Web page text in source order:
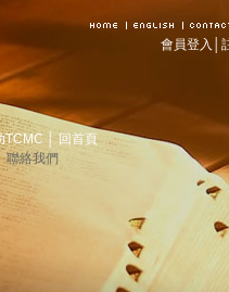
會員登入
TCMC │ 回首頁
聯絡我們